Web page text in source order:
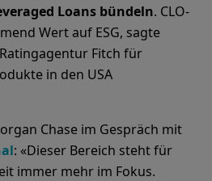
Loans bündeln. CLO-
Wert auf ESG, sagte
Fitch für
in den USA
Chase im Gespräch mit
: «Dieser Bereich steht für
immer mehr im Fokus.